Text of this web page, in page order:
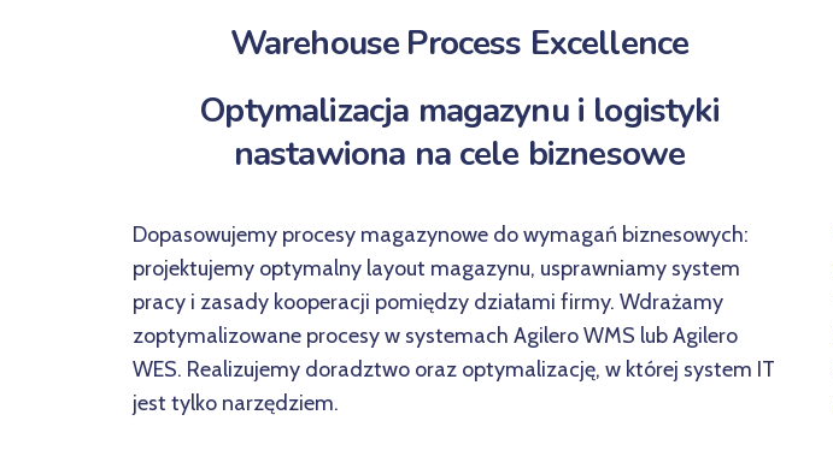
Warehouse Process Excellence
Optymalizacja magazynu i logistyki
nastawiona na cele biznesowe
Dopasowujemy procesy magazynowe do wymagań biznesowych:
projektujemy optymalny layout magazynu, usprawniamy system
pracy i zasady kooperacji pomiędzy działami firmy. Wdrażamy
zoptymalizowane procesy w systemach Agilero WMS lub Agilero
WES. Realizujemy doradztwo oraz optymalizację, w której system IT
jest tylko narzędziem.